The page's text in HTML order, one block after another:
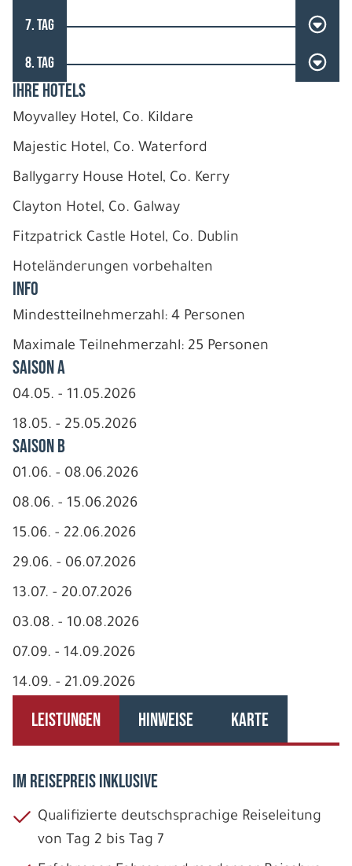
7. TAG
8. TAG
IHRE HOTELS
Moyvalley Hotel, Co. Kildare
Majestic Hotel, Co. Waterford
Ballygarry House Hotel, Co. Kerry
Clayton Hotel, Co. Galway
Fitzpatrick Castle Hotel, Co. Dublin
Hoteländerungen vorbehalten
INFO
Mindestteilnehmerzahl: 4 Personen
Maximale Teilnehmerzahl: 25 Personen
Saison A
04.05. - 11.05.2026
18.05. - 25.05.2026
Saison B
01.06. - 08.06.2026
08.06. - 15.06.2026
15.06. - 22.06.2026
29.06. - 06.07.2026
13.07. - 20.07.2026
03.08. - 10.08.2026
07.09. - 14.09.2026
14.09. - 21.09.2026
LEISTUNGEN HINWEISE KARTE
IM REISEPREIS INKLUSIVE
Qualifizierte deutschsprachige Reiseleitung
von Tag 2 bis Tag 7